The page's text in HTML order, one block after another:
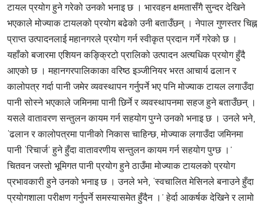
टायल प्रयोग हुने गरेको उनको भनाइ छ । भारवहन क्षमतासँगै सुन्दर देखिने
भएकाले मोज्याक टायलको प्रयोग बढेको उनी बताउँछन् । नेपाल गुणस्तर चिह्न
प्राप्त उत्पादनलाई महानगरले प्रयोग गर्न स्वीकृत प्रदान गर्ने गरेको छ ।
यहाँको बजारमा एशियन कङ्क्रिटो प्रालिको उत्पादन अत्यधिक प्रयोग हुँदै
आएको छ । महानगरपालिकाका वरिष्ठ इञ्जीनियर भरत आचार्य ढलान र
कालोपत्र गर्दा पानी जमेर व्यवस्थापन गर्नुपर्ने भए पनि मोज्याक टायल लगाउँदा
पानी सोस्ने भएकाले जमिनमा पानी छिर्ने र व्यवस्थापनमा सहज हुने बताउँछन् ।
यसले वातावरण सन्तुलन कायम गर्न सहयोग पुग्ने उनको भनाइ छ । उनले भने,
‘ढलान र कालोपत्रमा पानीको निकास चाहिन्छ, मोज्याक लगाउँदा जमिनमा
पानी ‘रिचार्ज’ हुने हुँदा वातावरणीय सन्तुलन कायम गर्न सहयोग पुग्छ ।’
चितवन जस्तो भूमिगत पानी प्रयोग हुने ठाउँमा मोज्याक टायलको प्रयोग
प्रभावकारी हुने उनको भनाइ छ । उनले भने, ‘स्वचालित मेसिनले बनाउने हुँदा
प्रयोगशाला परीक्षण गर्नुपर्ने समस्यासमेत हुँदैन ।’ हेर्दा आकर्षक देखिने र लामो